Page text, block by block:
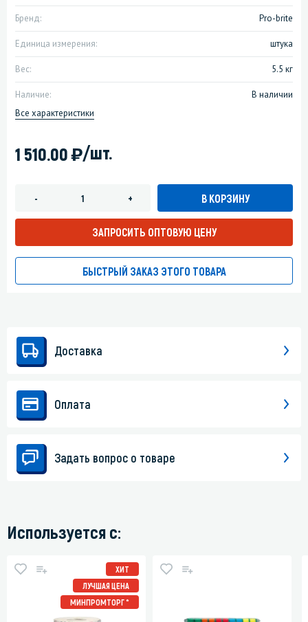
Бренд: Pro-brite
Единица измерения: штука
Вес: 5.5 кг
Наличие:
В наличии
Все характеристики
1 510.00)/шт.
- + В КОРЗИНУ
ЗАПРОСИТЬ ОПТОВУЮ ЦЕНУ
БЫСТРЫЙ ЗАКАЗ ЭТОГО ТОВАРА
Доставка
Оплата
Задать вопрос о товаре
Используется с:
ХИТ
ЛУЧШАЯ ЦЕНА
МИНПРОМТОРГ *